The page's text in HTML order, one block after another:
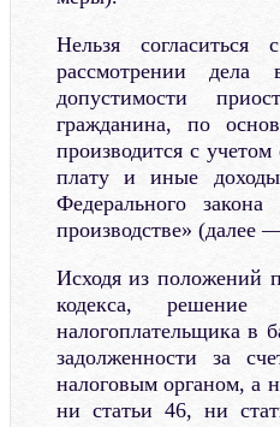
Нельзя
рассмотрении
допустимости
гражданина, по
производится с
плату и иные
Федерального
производстве» (далее
Исходя из положений
кодекса,
налогоплательщика в
задолженности за
налоговым органом, а
ни статьи 46, ни